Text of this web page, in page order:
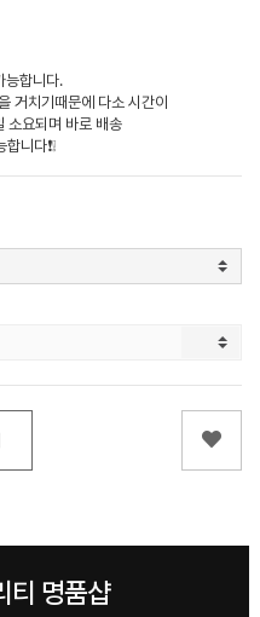
능합니다.
거치기때문에 다소 시간이
소요되며 바로 배송
니다❗❕
티 명품샵